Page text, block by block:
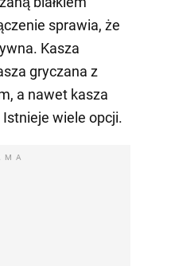
sprawia, że
Kasza
gryczana z
a nawet kasza
wiele opcji.